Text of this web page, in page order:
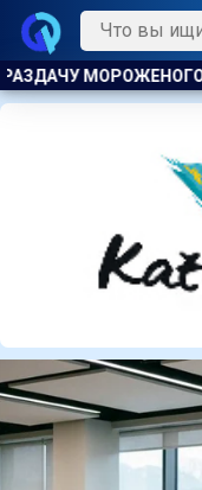
КАЗАХСТАНЕЦ